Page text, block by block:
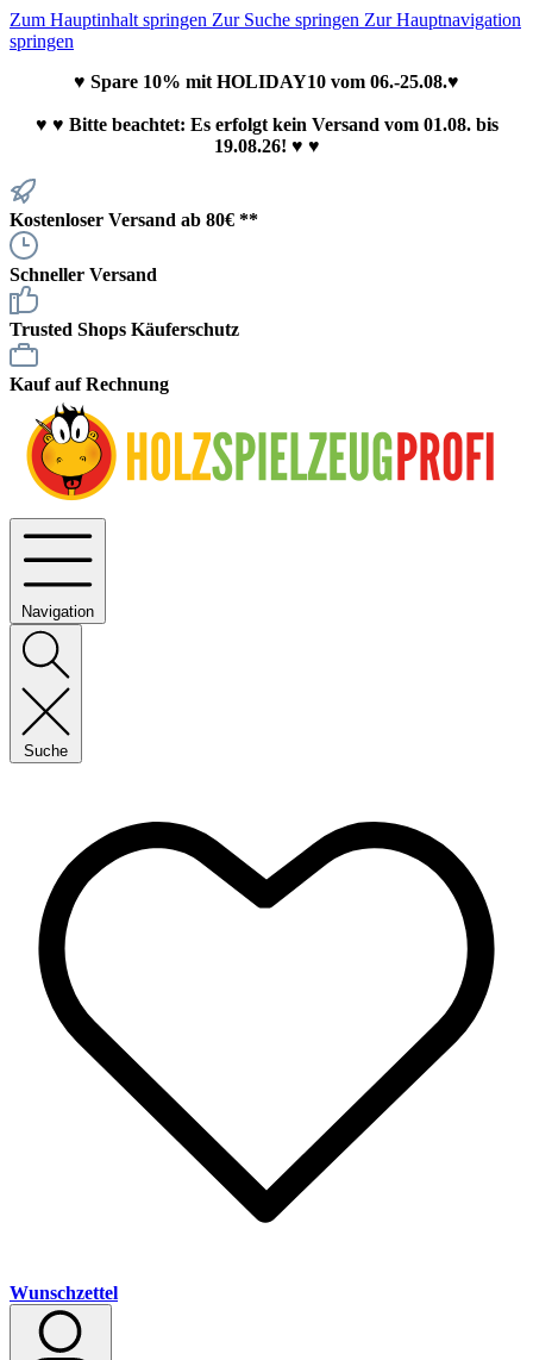
Zum Hauptinhalt springen Zur Suche springen Zur Hauptnavigation
springen
♥ Spare 10% mit HOLIDAY10 vom 06.-25.08.♥
♥ ♥ Bitte beachtet: Es erfolgt kein Versand vom 01.08. bis
19.08.26! ♥ ♥
Kostenloser Versand ab 80€ **
Schneller Versand
Trusted Shops Käuferschutz
Kauf auf Rechnung
Navigation
Suche
Wunschzettel